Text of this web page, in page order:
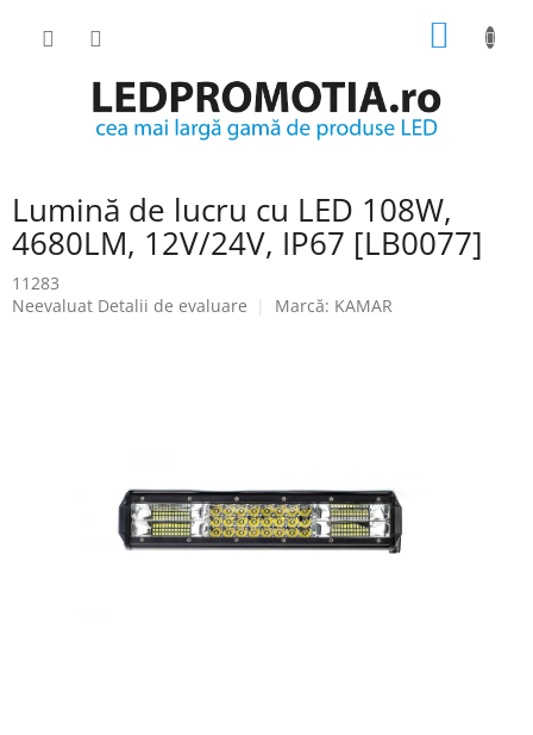
COŞ
Lumină de lucru cu LED 108W,
4680LM, 12V/24V, IP67 [LB0077]
11283
Evaluarea
Neevaluat Detalii de evaluare Marcă: KAMAR